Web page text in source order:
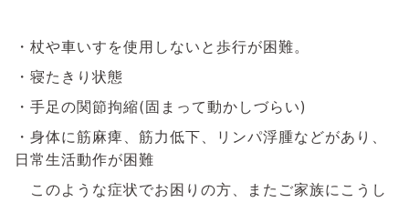
・杖や車いすを使用しないと歩行が困難。
・寝たきり状態
・手足の関節拘縮(固まって動かしづらい)
・身体に筋麻痺、筋力低下、リンパ浮腫などがあり、
日常生活動作が困難
このような症状でお困りの方、またご家族にこうし